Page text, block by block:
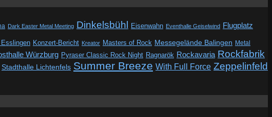
Dark Easter Metal Meeting Dinkelsbühl Eisenwahn Eventhalle Geiselwind Flugplatz
Konzert-Bericht Kreator Masters of Rock Messegelände Balingen Metal
Würzburg Pyraser Classic Rock Night Ragnarök Rockavaria Rockfabrik
Stadthalle Lichtenfels Summer Breeze With Full Force Zeppelinfeld